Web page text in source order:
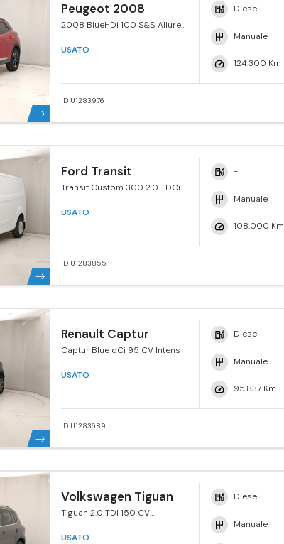
Peugeot 2008
2008 BlueHDi 100 S&S Allure
USATO
Diesel
Manuale
124.300 Km
ID U1283976
Ford Transit
Transit Custom 300 2.0 TDCi
USATO
-
Manuale
108.000 Km
ID U1283855
Renault Captur
Captur Blue dCi 95 CV Intens
USATO
Diesel
Manuale
95.837 Km
ID U1283689
Volkswagen Tiguan
Tiguan 2.0 TDI 150 CV
BlueMotion Tech.
USATO
Diesel
Manuale